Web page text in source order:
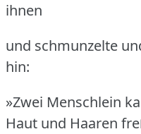
ihnen
und schmunzelte
hin:
»Zwei Menschlein
Haut und Haaren